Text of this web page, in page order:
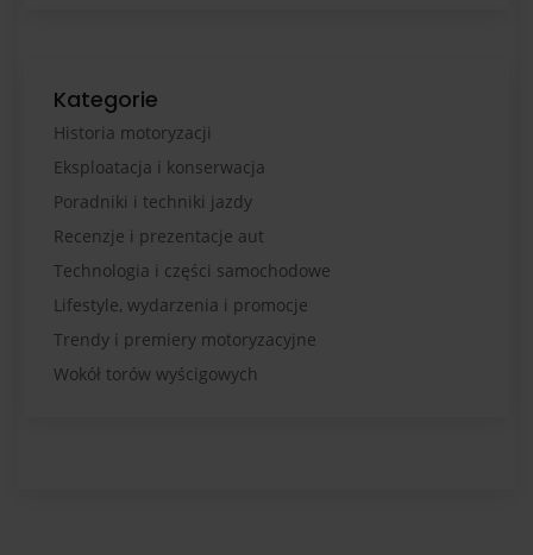
Kategorie
Historia motoryzacji
Eksploatacja i konserwacja
Poradniki i techniki jazdy
Recenzje i prezentacje aut
Technologia i części samochodowe
Lifestyle, wydarzenia i promocje
Trendy i premiery motoryzacyjne
Wokół torów wyścigowych